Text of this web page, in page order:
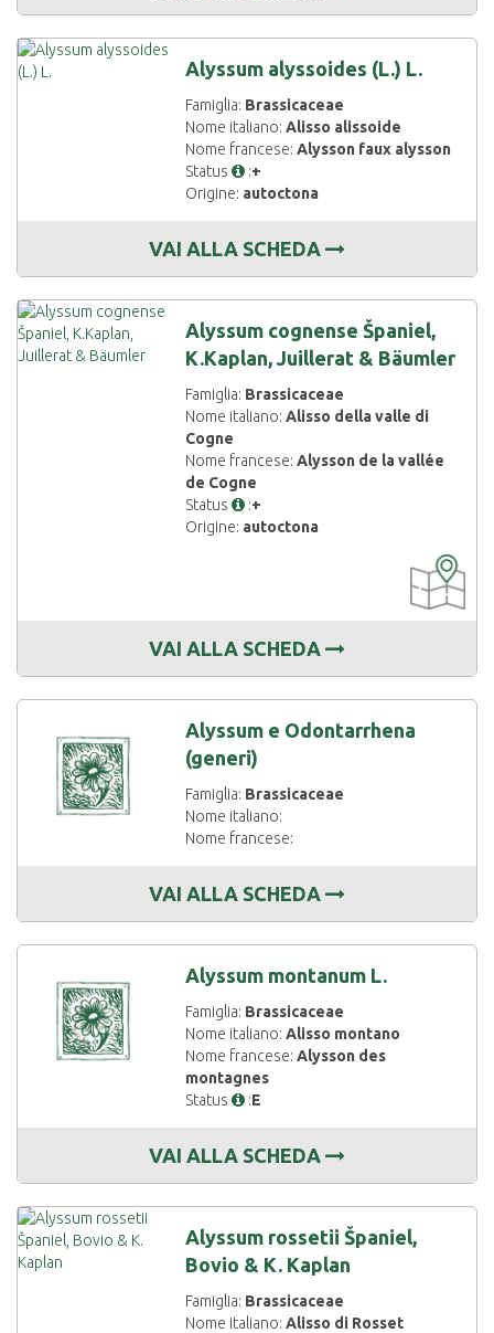
Alyssum alyssoides (L.) L.
Famiglia: Brassicaceae
Nome italiano:Alisso alissoide
Nome francese:Alysson faux alysson
Status
:+
Origine: autoctona
VAI ALLA SCHEDA
Alyssum cognense Španiel,
K.Kaplan, Juillerat & Bäumler
Famiglia: Brassicaceae
Nome italiano:Alisso della valle di
Cogne
Nome francese:Alysson de la vallée
de Cogne
Status
:+
Origine: autoctona
DISPONIBILE
VAI ALLA SCHEDA
Alyssum e Odontarrhena
(generi)
Famiglia: Brassicaceae
Nome italiano:
Nome francese:
VAI ALLA SCHEDA
Alyssum montanum L.
Famiglia: Brassicaceae
Nome italiano:Alisso montano
Nome francese:Alysson des
montagnes
Status
:E
VAI ALLA SCHEDA
Alyssum rossetii Španiel,
Bovio & K. Kaplan
Famiglia: Brassicaceae
Nome italiano:Alisso di Rosset